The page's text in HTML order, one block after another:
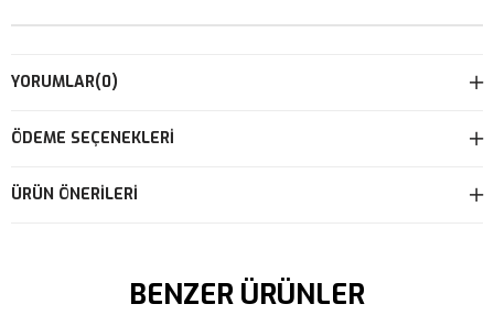
YORUMLAR(0)
ÖDEME SEÇENEKLERI
ÜRÜN ÖNERILERI
BENZER ÜRÜNLER